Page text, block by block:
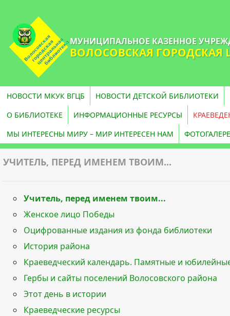
МУНИЦИПАЛЬНОЕ КАЗЕННОЕ
ВОЛОСОВСКАЯ ГОРОДСКАЯ
НОВОСТИ МКУК ВГЦБ НОВОСТИ ДЕТСКОЙ БИБЛИОТЕКИ
О БИБЛИОТЕКЕ
ИНФОРМАЦИОННЫЕ РЕСУРСЫ
МЫ ИНТЕРЕСНЫ МИРУ – МИР ИНТЕРЕСЕН НАМ
УЧИТЕЛЬ, ПЕРЕД ИМЕНЕМ ТВОИМ...
Учитель, перед именем твоим...
Женское лицо Победы
Оцифрованные издания из фонда библиотеки
История района
Краеведческий календарь. Памятные и
Гербы и сайты поселений Волосовского района
Этот день в истории
Краеведческие ресурсы